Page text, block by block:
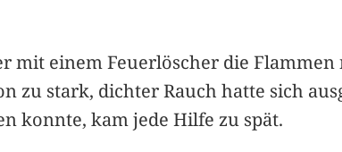
mit einem Feuerlöscher die Flammen
zu stark, dichter Rauch hatte sich
konnte, kam jede Hilfe zu spät.